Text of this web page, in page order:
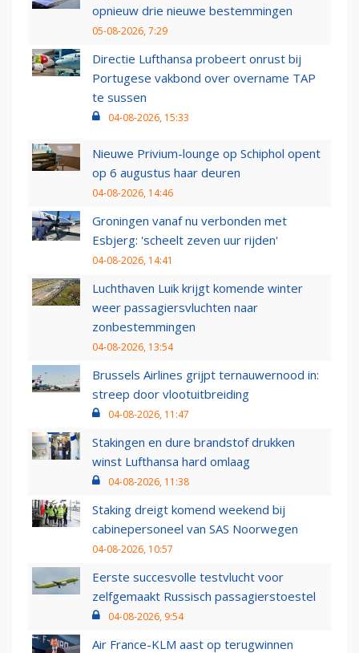
opnieuw drie nieuwe bestemmingen
05-08-2026, 7:29
Directie Lufthansa probeert onrust bij
Portugese vakbond over overname TAP
te sussen
04-08-2026, 15:33
Nieuwe Privium-lounge op Schiphol opent
op 6 augustus haar deuren
04-08-2026, 14:46
Groningen vanaf nu verbonden met
Esbjerg: 'scheelt zeven uur rijden'
04-08-2026, 14:41
Luchthaven Luik krijgt komende winter
weer passagiersvluchten naar
zonbestemmingen
04-08-2026, 13:54
Brussels Airlines grijpt ternauwernood in:
streep door vlootuitbreiding
04-08-2026, 11:47
Stakingen en dure brandstof drukken
winst Lufthansa hard omlaag
04-08-2026, 11:38
Staking dreigt komend weekend bij
cabinepersoneel van SAS Noorwegen
04-08-2026, 10:57
Eerste succesvolle testvlucht voor
zelfgemaakt Russisch passagierstoestel
04-08-2026, 9:54
Air France-KLM aast op terugwinnen